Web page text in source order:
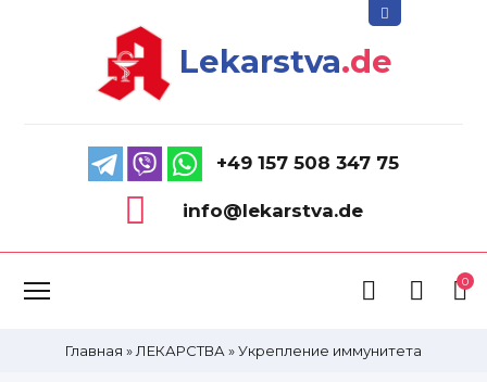
Lekarstva.de
+49 157 508 347 75
info@lekarstva.de
0
Главная » ЛЕКАРСТВА »Укрепление иммунитета